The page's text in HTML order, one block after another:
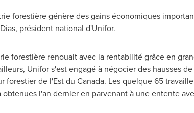
forestière génère des gains économiques
, président national d'Unifor.
forestière renouait avec la rentabilité grâce en
Unifor s'est engagé à négocier des hausses
forestier de l'Est du Canada. Les quelque 65
l'an dernier en parvenant à une entente